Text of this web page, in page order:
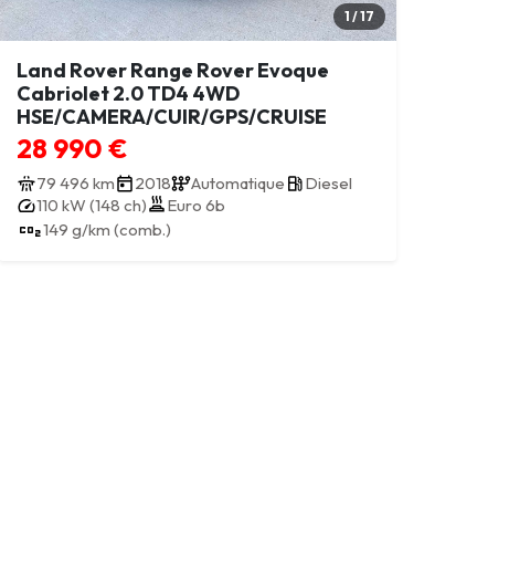
1 / 17
Land Rover Range Rover Evoque
Cabriolet 2.0 TD4 4WD
HSE/CAMERA/CUIR/GPS/CRUISE
28 990 €
79 496 km 2018 Automatique
Diesel
110 kW (148 ch)
Euro 6b
149 g/km (comb.)